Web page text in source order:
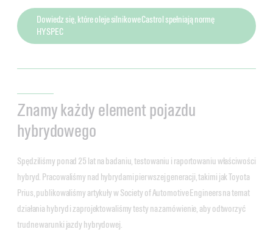
Dowiedz się, które oleje silnikowe Castrol spełniają normę
HYSPEC
Znamy każdy element pojazdu
hybrydowego
Spędziliśmy ponad 25 lat na badaniu, testowaniu i raportowaniu właściwości
hybryd. Pracowaliśmy nad hybrydami pierwszej generacji, takimi jak Toyota
Prius, publikowaliśmy artykuły w Society of Automotive Engineers na temat
działania hybryd i zaprojektowaliśmy testy na zamówienie, aby odtworzyć
trudne warunki jazdy hybrydowej.